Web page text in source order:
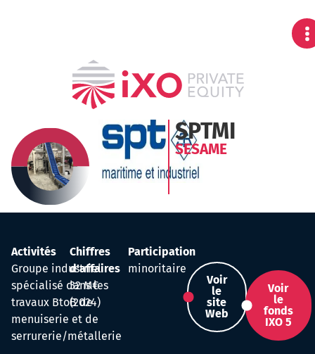
SPTMI
SESAME
Activités
Groupe industriel
spécialisé dans les
travaux BtoB de
menuiserie et de
serrurerie/métallerie
Chiffres
d'affaires
32 M€
(2024)
Participation
minoritaire
Voir
le
site
Web
Voir
le
fonds
IXO 5